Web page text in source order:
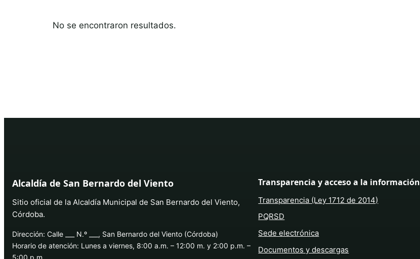
No se encontraron resultados.
Alcaldía de San Bernardo del Viento
Sitio oficial de la Alcaldía Municipal de San Bernardo del Viento,
Córdoba.
Dirección: Calle ___ N.º ___, San Bernardo del Viento (Córdoba)
Horario de atención: Lunes a viernes, 8:00 a.m. – 12:00 m. y 2:00 p.m. –
Transparencia y acceso a la información
Transparencia (Ley 1712 de 2014)
PQRSD
Sede electrónica
Documentos y descargas